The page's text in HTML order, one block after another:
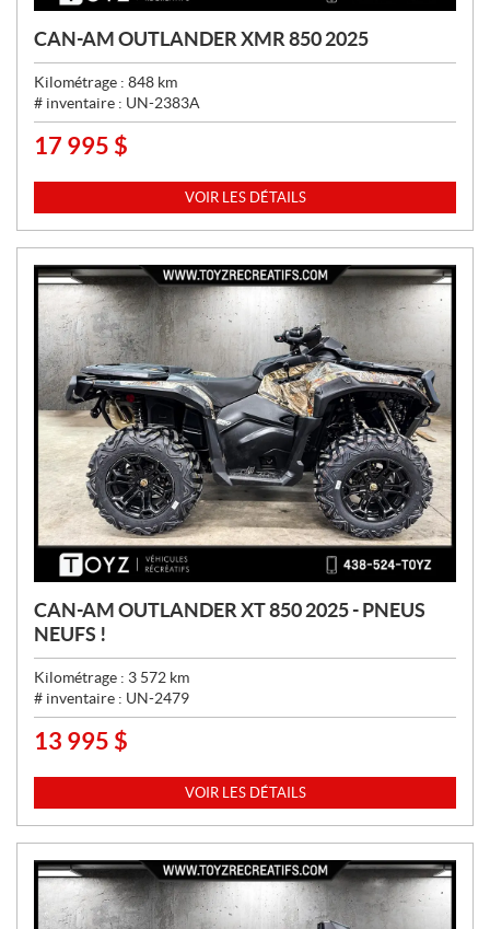
CAN-AM OUTLANDER XMR 850 2025
Kilométrage : 848 km
# inventaire : UN-2383A
P
X
:
17 995 $
VOIR LES DÉTAILS
CAN-AM OUTLANDER XT 850 2025 - PNEUS
NEUFS !
Kilométrage : 3 572 km
# inventaire : UN-2479
P
X
:
13 995 $
VOIR LES DÉTAILS